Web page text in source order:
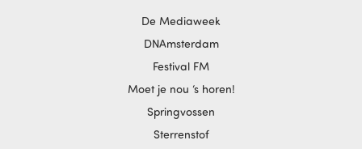
De Mediaweek
DNAmsterdam
Festival FM
Moet je nou ‘s horen!
Springvossen
Sterrenstof